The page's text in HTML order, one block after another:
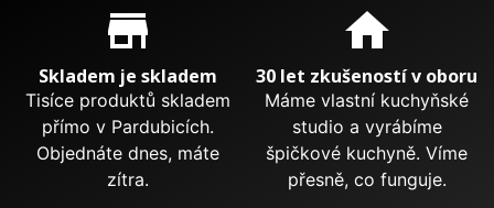
Proč nakupovat u nás?
store_mall_directory
Skladem je skladem
Tisíce produktů skladem
přímo v Pardubicích.
Objednáte dnes, máte
zítra.
home
30 let zkušeností v oboru
Máme vlastní kuchyňské
studio a vyrábíme
špičkové kuchyně. Víme
přesně, co funguje.